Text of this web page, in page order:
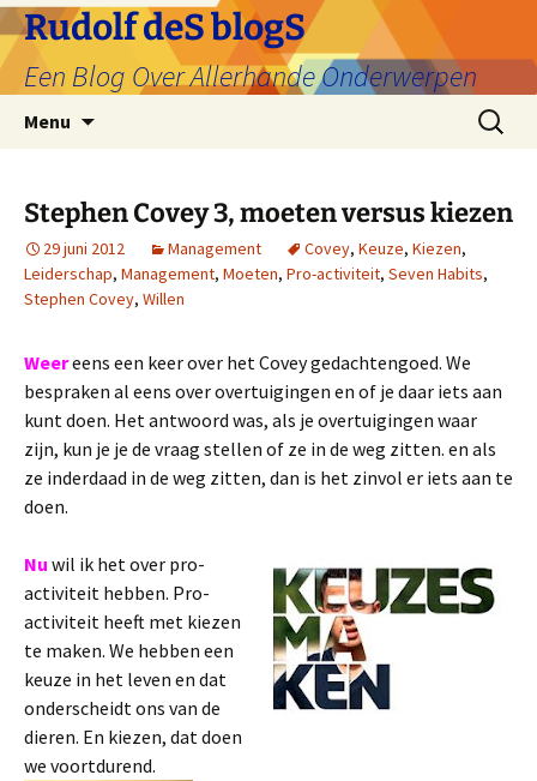
Ga
naar
de
inhoud
Rudolf deS blogS
Een Blog Over Allerhande Onderwerpen
Menu
Zoeken
naar:
Stephen Covey 3, moeten versus kiezen
29 juni 2012 Management Covey, Keuze, Kiezen,
Leiderschap, Management, Moeten, Pro-activiteit, Seven Habits,
Stephen Covey, Willen
Weereens een keer over het Covey gedachtengoed. We
bespraken al eens over overtuigingen en of je daar iets aan
kunt doen. Het antwoord was, als je overtuigingen waar
zijn, kun je je de vraag stellen of ze in de weg zitten. en als
ze inderdaad in de weg zitten, dan is het zinvol er iets aan te
doen.
Nu wil ik het over pro-
activiteit hebben. Pro-
activiteit heeft met kiezen
te maken. We hebben een
keuze in het leven en dat
onderscheidt ons van de
dieren. En kiezen, dat doen
we voortdurend.